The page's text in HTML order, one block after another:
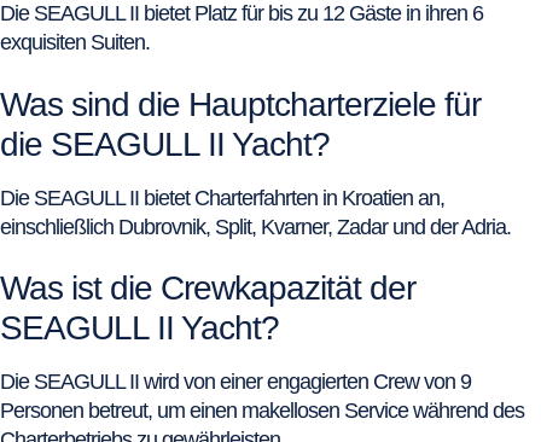
Die SEAGULL II bietet Platz für bis zu 12 Gäste in ihren 6
exquisiten Suiten.
Was sind die Hauptcharterziele für
die SEAGULL II Yacht?
Die SEAGULL II bietet Charterfahrten in Kroatien an,
einschließlich Dubrovnik, Split, Kvarner, Zadar und der Adria.
Was ist die Crewkapazität der
SEAGULL II Yacht?
Die SEAGULL II wird von einer engagierten Crew von 9
Personen betreut, um einen makellosen Service während des